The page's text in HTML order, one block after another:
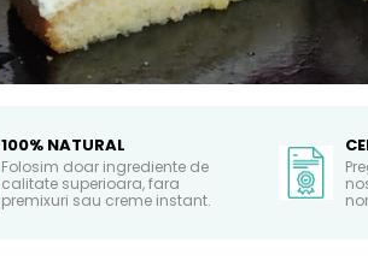
100% NATURAL
Folosim doar ingrediente de
calitate superioara, fara
premixuri sau creme instant.